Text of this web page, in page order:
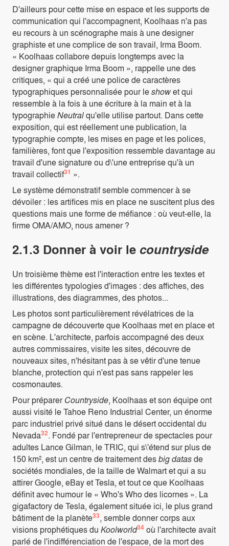
D'ailleurs pour cette mise en espace et les supports de
communication qui l'accompagnent, Koolhaas n'a pas
eu recours à un scénographe mais à une designer
graphiste et une complice de son travail, Irma Boom.
« Koolhaas collabore depuis longtemps avec la
designer graphique Irma Boom », rappelle une des
critiques, « qui a créé une police de caractères
typographiques personnalisée pour leshowet qui
ressemble à la fois à une écriture à la main et à la
typographieNeutralqu'elle utilise partout. Dans cette
exposition, qui est réellement une publication, la
typographie compte, les mises en page et les polices,
familières, font que l'exposition ressemble davantage au
travail d'une signature ou d\'une entreprise qu'à un
travail collectif31 ».
Le système démonstratif semble commencer à se
dévoiler : les artifices mis en place ne suscitent plus des
questions mais une forme de méfiance : où veut-elle, la
firme OMA/AMO, nous amener ?
2.1.3 Donner à voir le countryside
Un troisième thème est l'interaction entre les textes et
les différentes typologies d'images : des affiches, des
illustrations, des diagrammes, des photos...
Les photos sont particulièrement révélatrices de la
campagne de découverte que Koolhaas met en place et
en scène. L'architecte, parfois accompagné des deux
autres commissaires, visite les sites, découvre de
nouveaux sites, n'hésitant pas à se vêtir d'une tenue
blanche, protection qui n'est pas sans rappeler les
cosmonautes.
Pour préparerCountryside, Koolhaas et son équipe ont
aussi visité le Tahoe Reno Industrial Center, un énorme
parc industriel privé situé dans le désert occidental du
Nevada32. Fondé par l'entrepreneur de spectacles pour
adultes Lance Gilman, le TRIC, qui s\'étend sur plus de
150 km², est un centre de traitement desbig datasde
sociétés mondiales, de la taille de Walmart et qui a su
attirer Google, eBay et Tesla, et tout ce que Koolhaas
définit avec humour le « Who's Who des licornes ». La
gigafactory de Tesla, également située ici, le plus grand
bâtiment de la planète33, semble donner corps aux
visions prophétiques du Koolworld34 où l'architecte avait
parlé de l'indifférenciation de l'espace, de la mort des